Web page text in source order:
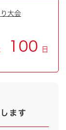
大会
100 日
ます